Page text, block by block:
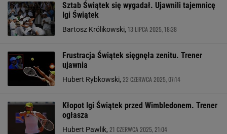
Sztab Świątek się wygadał. Ujawnili tajemnicę
Igi Świątek
Bartosz Królikowski, 13 LIPCA 2025, 18:38
Frustracja Świątek sięgnęła zenitu. Trener
ujawnia
Hubert Rybkowski, 22 CZERWCA 2025, 07:14
Kłopot Igi Świątek przed Wimbledonem. Trener
ogłasza
Hubert Pawlik, 21 CZERWCA 2025, 21:04